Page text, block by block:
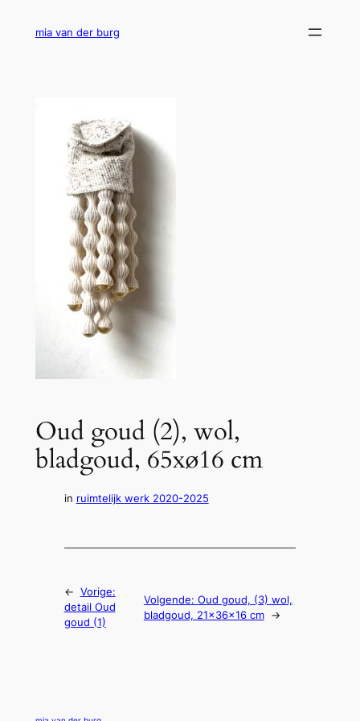
mia van der burg
Oud goud (2), wol,
bladgoud, 65xø16 cm
in ruimtelijk werk 2020-2025
← Vorige:
detail Oud
goud (1)
Volgende: Oud goud, (3) wol,
bladgoud, 21x36x16 cm
→